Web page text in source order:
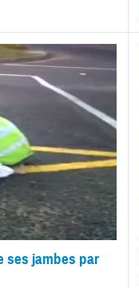
ses jambes par